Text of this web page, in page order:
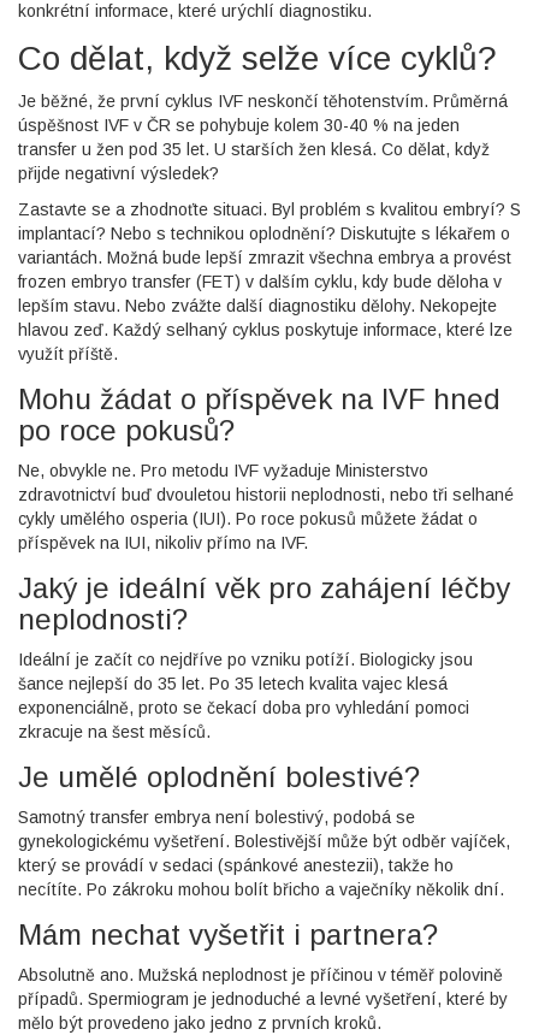
konkrétní informace, které urýchlí diagnostiku.
Co dělat, když selže více cyklů?
Je běžné, že první cyklus IVF neskončí těhotenstvím. Průměrná
úspěšnost IVF v ČR se pohybuje kolem 30-40 % na jeden
transfer u žen pod 35 let. U starších žen klesá. Co dělat, když
přijde negativní výsledek?
Zastavte se a zhodnoťte situaci. Byl problém s kvalitou embryí? S
implantací? Nebo s technikou oplodnění? Diskutujte s lékařem o
variantách. Možná bude lepší zmrazit všechna embrya a provést
frozen embryo transfer (FET) v dalším cyklu, kdy bude děloha v
lepším stavu. Nebo zvážte další diagnostiku dělohy. Nekopejte
hlavou zeď. Každý selhaný cyklus poskytuje informace, které lze
využít příště.
Mohu žádat o příspěvek na IVF hned
po roce pokusů?
Ne, obvykle ne. Pro metodu IVF vyžaduje Ministerstvo
zdravotnictví buď dvouletou historii neplodnosti, nebo tři selhané
cykly umělého osperia (IUI). Po roce pokusů můžete žádat o
příspěvek na IUI, nikoliv přímo na IVF.
Jaký je ideální věk pro zahájení léčby
neplodnosti?
Ideální je začít co nejdříve po vzniku potíží. Biologicky jsou
šance nejlepší do 35 let. Po 35 letech kvalita vajec klesá
exponenciálně, proto se čekací doba pro vyhledání pomoci
zkracuje na šest měsíců.
Je umělé oplodnění bolestivé?
Samotný transfer embrya není bolestivý, podobá se
gynekologickému vyšetření. Bolestivější může být odběr vajíček,
který se provádí v sedaci (spánkové anestezii), takže ho
necítíte. Po zákroku mohou bolít břicho a vaječníky několik dní.
Mám nechat vyšetřit i partnera?
Absolutně ano. Mužská neplodnost je příčinou v téměř polovině
případů. Spermiogram je jednoduché a levné vyšetření, které by
mělo být provedeno jako jedno z prvních kroků.